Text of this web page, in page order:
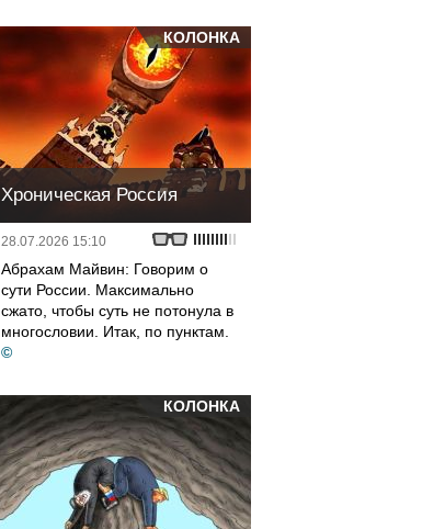
КОЛОНКА
Хроническая Россия
28.07.2026 15:10
Абрахам Майвин: Говорим о
сути России. Максимально
сжато, чтобы суть не потонула в
многословии. Итак, по пунктам.
©
КОЛОНКА